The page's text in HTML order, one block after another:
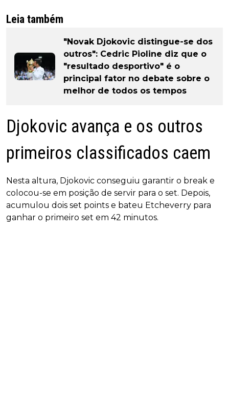
Leia também
"Novak Djokovic distingue-se dos
outros": Cedric Pioline diz que o
"resultado desportivo" é o
principal fator no debate sobre o
melhor de todos os tempos
Djokovic avança e os outros
primeiros classificados caem
Nesta altura, Djokovic conseguiu garantir o break e
colocou-se em posição de servir para o set. Depois,
acumulou dois set points e bateu Etcheverry para
ganhar o primeiro set em 42 minutos.